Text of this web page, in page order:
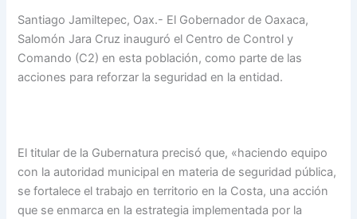
Santiago Jamiltepec, Oax.- El Gobernador de Oaxaca,
Salomón Jara Cruz inauguró el Centro de Control y
Comando (C2) en esta población, como parte de las
acciones para reforzar la seguridad en la entidad.
El titular de la Gubernatura precisó que, «haciendo equipo
con la autoridad municipal en materia de seguridad pública,
se fortalece el trabajo en territorio en la Costa, una acción
que se enmarca en la estrategia implementada por la